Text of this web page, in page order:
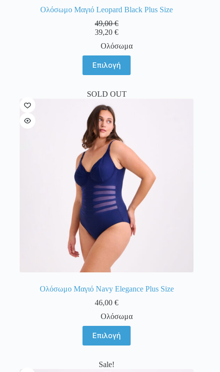
Ολόσωμο Μαγιό Leopard Black Plus Size
49,00€
39,20€
Ολόσωμα
Επιλογή
το
προϊόν
πολλαπλές
παραλλαγές.
Οι
επιλογές
μπορούν
να
επιλεγούν
στη
σελίδα
του
προϊόντος
SOLD OUT
Ολόσωμο Μαγιό Navy Elegance Plus Size
46,00€
Ολόσωμα
Επιλογή
το
προϊόν
πολλαπλές
Sale!